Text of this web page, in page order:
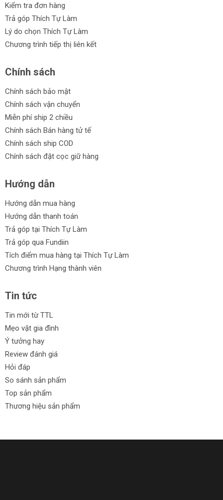
Kiểm tra đơn hàng
Trả góp Thích Tự Làm
Lý do chọn Thích Tự Làm
Chương trình tiếp thị liên kết
Chính sách
Chính sách bảo mật
Chính sách vận chuyển
Miễn phí ship 2 chiều
Chính sách Bán hàng tử tế
Chính sách ship COD
Chính sách đặt cọc giữ hàng
Hướng dẫn
Hướng dẫn mua hàng
Hướng dẫn thanh toán
Trả góp tại Thích Tự Làm
Trả góp qua Fundiin
Tích điểm mua hàng tại Thích Tự Làm
Chương trình Hạng thành viên
Tin tức
Tin mới từ TTL
Mẹo vặt gia đình
Ý tưởng hay
Review đánh giá
Hỏi đáp
So sánh sản phẩm
Top sản phẩm
Thương hiệu sản phẩm